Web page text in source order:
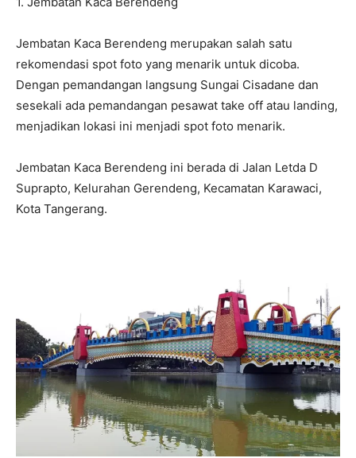
Jembatan Kaca Berendeng merupakan salah satu
rekomendasi spot foto yang menarik untuk dicoba.
Dengan pemandangan langsung Sungai Cisadane dan
sesekali ada pemandangan pesawat take off atau landing,
menjadikan lokasi ini menjadi spot foto menarik.
Jembatan Kaca Berendeng ini berada di Jalan Letda D
Suprapto, Kelurahan Gerendeng, Kecamatan Karawaci,
Kota Tangerang.